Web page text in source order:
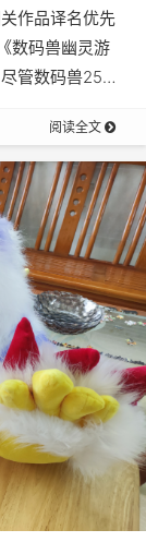
作品译名优先
数码兽幽灵游
管数码兽25…
阅读全文